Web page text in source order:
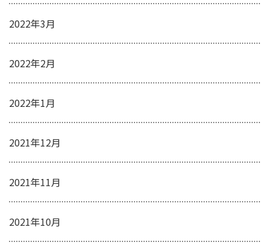
2022年3月
2022年2月
2022年1月
2021年12月
2021年11月
2021年10月